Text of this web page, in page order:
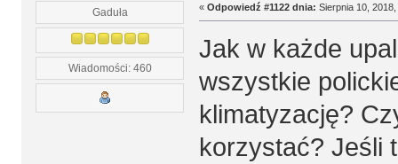
Gaduła
Wiadomości: 460
« Odpowiedź #1122 dnia: Sierpnia 10,
Jak w każde
wszystkie
klimatyzację?
korzystać? Jeśli